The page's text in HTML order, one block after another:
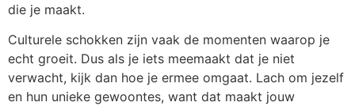
die je maakt.
Culturele schokken zijn vaak de momenten waarop je
echt groeit. Dus als je iets meemaakt dat je niet
verwacht, kijk dan hoe je ermee omgaat. Lach om jezelf
en hun unieke gewoontes, want dat maakt jouw